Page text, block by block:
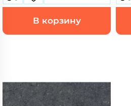
В корзину